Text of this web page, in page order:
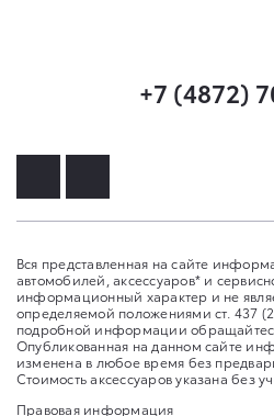
+7 (4872)
Вся представленная на сайте
автомобилей, аксессуаров* и
информационный характер и не
определяемой положениями ст. 437
подробной информации
Опубликованная на данном сайте
изменена в любое время без
Стоимость аксессуаров указана без
Правовая информация